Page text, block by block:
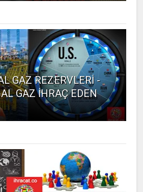
GAZ REZERVLERİ -
GAZ İHRAÇ EDEN